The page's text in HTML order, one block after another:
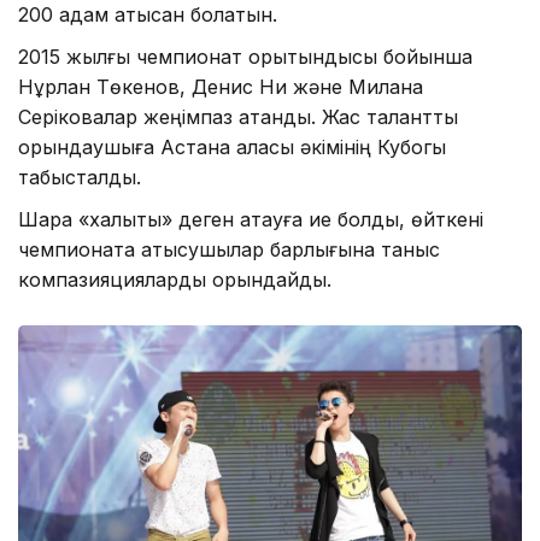
200 адам қатысқан болатын.
2015 жылғы чемпионат қорытындысы бойынша
Нұрлан Төкенов, Денис Ни және Милана
Серіковалар жеңімпаз атанды. Жас талантты
орындаушыға Астана қаласы әкімінің Кубогы
табысталды.
Шара «халықтық» деген атауға ие болды, өйткені
чемпионатқа қатысушылар барлығына таныс
компазияцияларды орындайды.